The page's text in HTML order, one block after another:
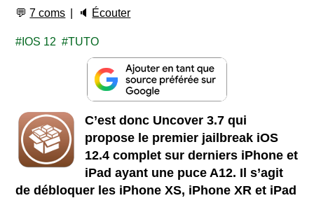
💬7 coms 🔈 Écouter
IOS 12 TUTO
C’est donc Uncover 3.7 qui
propose le premier jailbreak iOS
12.4 complet sur derniers iPhone et
iPad ayant une puce A12. Il s’agit
de débloquer les iPhone XS, iPhone XR et iPad